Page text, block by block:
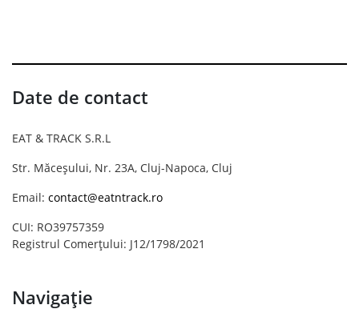
Date de contact
EAT & TRACK S.R.L
Str. Măceșului, Nr. 23A, Cluj-Napoca, Cluj
Email: contact@eatntrack.ro
CUI: RO39757359
Registrul Comerțului: J12/1798/2021
Navigație